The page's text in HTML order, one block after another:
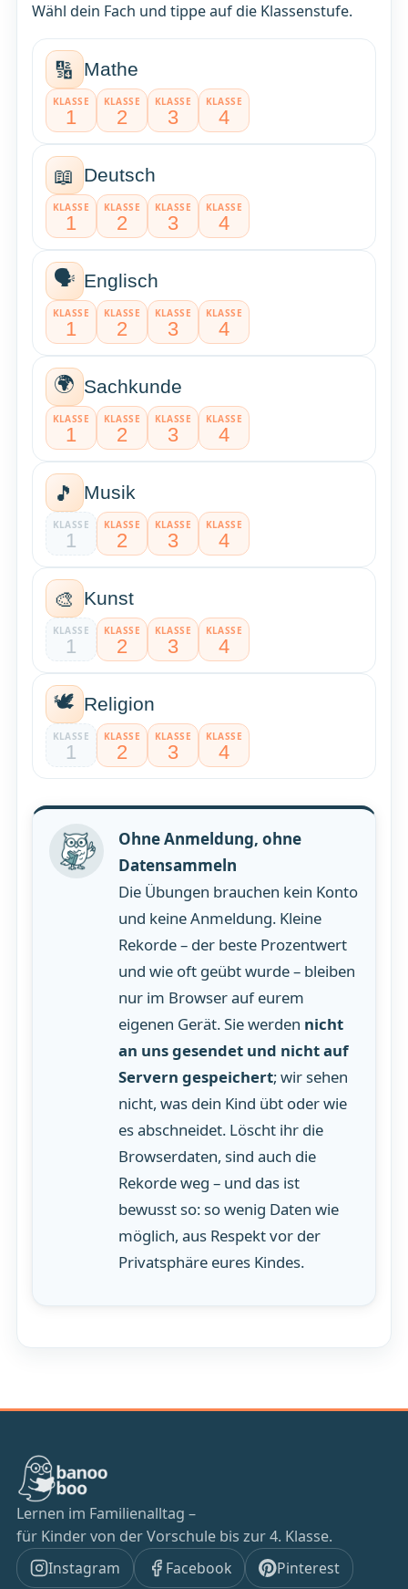
Wähl dein Fach und tippe auf die Klassenstufe.
🔢 Mathe
KLASSE
1
KLASSE
2
KLASSE
3
KLASSE
4
📖 Deutsch
KLASSE
1
KLASSE
2
KLASSE
3
KLASSE
4
🗣️ Englisch
KLASSE
1
KLASSE
2
KLASSE
3
KLASSE
4
🌍 Sachkunde
KLASSE
1
KLASSE
2
KLASSE
3
KLASSE
4
🎵 Musik
KLASSE
1
KLASSE
2
KLASSE
3
KLASSE
4
🎨 Kunst
KLASSE
1
KLASSE
2
KLASSE
3
KLASSE
4
🕊️ Religion
KLASSE
1
KLASSE
2
KLASSE
3
KLASSE
4
Ohne Anmeldung, ohne
Datensammeln
Die Übungen brauchen kein Konto
und keine Anmeldung. Kleine
Rekorde – der beste Prozentwert
und wie oft geübt wurde – bleiben
nur im Browser auf eurem
eigenen Gerät. Sie werden nicht
an uns gesendet und nicht auf
Servern gespeichert; wir sehen
nicht, was dein Kind übt oder wie
es abschneidet. Löscht ihr die
Browserdaten, sind auch die
Rekorde weg – und das ist
bewusst so: so wenig Daten wie
möglich, aus Respekt vor der
Privatsphäre eures Kindes.
Lernen im Familienalltag –
für Kinder von der Vorschule bis zur 4. Klasse.
Instagram
Facebook Pinterest